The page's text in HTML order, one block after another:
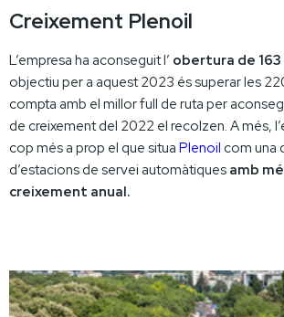
Creixement Plenoil
L’empresa ha aconseguit l’ obertura de
objectiu per a aquest 2023 és superar les
compta amb el millor full de ruta per
de creixement del 2022 el recolzen. A més,
cop més a prop el que situa Plenoil com una
d’estacions de servei automàtiques amb
creixement anual.